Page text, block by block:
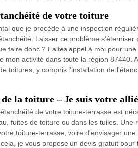
de votre toiture
que je procède à une inspection
Laisser ce problème
faire donc ? Faites appel à moi pour
mon activité dans toute la région 87440.
toitures, y compris l'installation de
la toiture – Je suis votre allié
de votre toiture-terrasse est
fuites de toiture ou dans les tuiles.
toiture-terrasse, voire d'envisager
je vous propose un devis gratuit